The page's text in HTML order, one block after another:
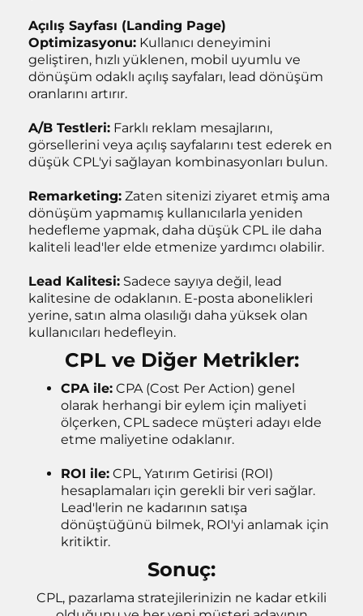
Açılış Sayfası (Landing Page)
Optimizasyonu: Kullanıcı deneyimini
geliştiren, hızlı yüklenen, mobil uyumlu ve
dönüşüm odaklı açılış sayfaları, lead dönüşüm
oranlarını artırır.
A/B Testleri: Farklı reklam mesajlarını,
görsellerini veya açılış sayfalarını test ederek en
düşük CPL'yi sağlayan kombinasyonları bulun.
Remarketing: Zaten sitenizi ziyaret etmiş ama
dönüşüm yapmamış kullanıcılarla yeniden
hedefleme yapmak, daha düşük CPL ile daha
kaliteli lead'ler elde etmenize yardımcı olabilir.
Lead Kalitesi: Sadece sayıya değil, lead
kalitesine de odaklanın. E-posta abonelikleri
yerine, satın alma olasılığı daha yüksek olan
kullanıcıları hedefleyin.
CPL ve Diğer Metrikler:
CPA ile: CPA (Cost Per Action) genel
olarak herhangi bir eylem için maliyeti
ölçerken, CPL sadece müşteri adayı elde
etme maliyetine odaklanır.
ROI ile: CPL, Yatırım Getirisi (ROI)
hesaplamaları için gerekli bir veri sağlar.
Lead'lerin ne kadarının satışa
dönüştüğünü bilmek, ROI'yi anlamak için
kritiktir.
Sonuç:
CPL, pazarlama stratejilerinizin ne kadar etkili